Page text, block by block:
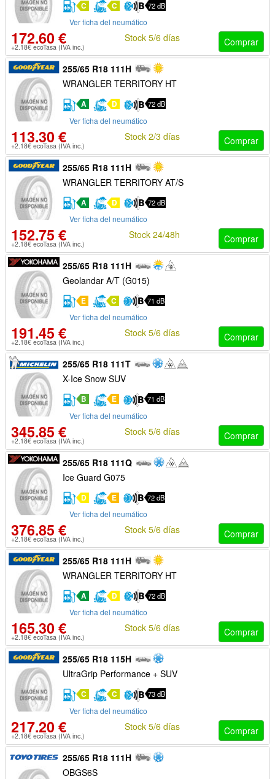
C C 72 dB
Ver ficha del neumático
172.60 €
+2.18€ ecoTasa (IVA inc.) Comprar
Stock 5/6 días
255/65 R18 111H
WRANGLER TERRITORY HT
A D 72 dB
Ver ficha del neumático
113.30 €
+2.18€ ecoTasa (IVA inc.) Comprar
Stock 2/3 días
255/65 R18 111H
WRANGLER TERRITORY AT/S
A D 72 dB
Ver ficha del neumático
152.75 €
+2.18€ ecoTasa (IVA inc.) Comprar
Stock 24/48h
255/65 R18 111H
Geolandar A/T (G015)
E C 71 dB
Ver ficha del neumático
191.45 €
+2.18€ ecoTasa (IVA inc.) Comprar
Stock 5/6 días
255/65 R18 111T
X-Ice Snow SUV
B E 71 dB
Ver ficha del neumático
345.85 €
+2.18€ ecoTasa (IVA inc.) Comprar
Stock 5/6 días
255/65 R18 111Q
Ice Guard G075
D E 72 dB
Ver ficha del neumático
376.85 €
+2.18€ ecoTasa (IVA inc.) Comprar
Stock 5/6 días
255/65 R18 111H
WRANGLER TERRITORY HT
A D 72 dB
Ver ficha del neumático
165.30 €
+2.18€ ecoTasa (IVA inc.) Comprar
Stock 5/6 días
255/65 R18 115H
UltraGrip Performance + SUV
C C 73 dB
Ver ficha del neumático
217.20 €
+2.18€ ecoTasa (IVA inc.) Comprar
Stock 5/6 días
255/65 R18 111H
OBGS6S